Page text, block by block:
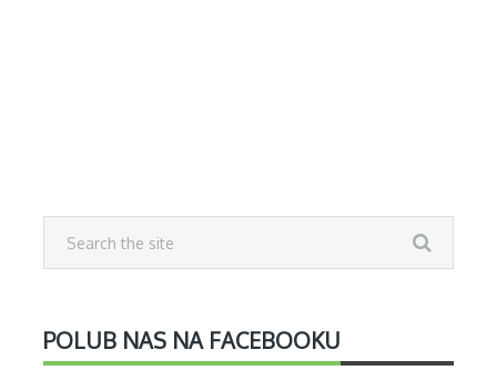
POLUB NAS NA FACEBOOKU